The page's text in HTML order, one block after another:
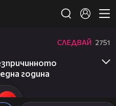
СЛЕДВАЙ 2751
година